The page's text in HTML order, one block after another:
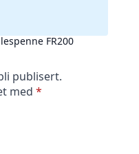
FR200
publisert.
med *